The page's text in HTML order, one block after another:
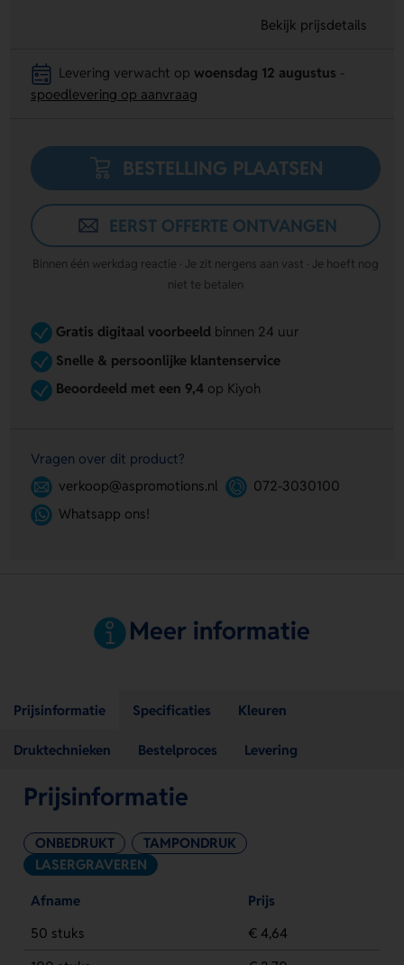
Bekijk prijsdetails
Levering verwacht op woensdag 12 augustus
spoedlevering op aanvraag
BESTELLING PLAATSEN
EERST OFFERTE ONTVANGEN
Binnen één werkdag reactie · Je zit nergens aan vast · Je hoeft nog
niet te betalen
Gratis digitaal voorbeeld binnen 24 uur
Snelle & persoonlijke klantenservice
Beoordeeld met een 9,4op Kiyoh
Vragen over dit product?
verkoop@aspromotions.nl
072-3030100
Whatsapp ons!
Meer informatie
Prijsinformatie Specificaties Kleuren
Druktechnieken Bestelproces Levering
Prijsinformatie
ONBEDRUKT
TAMPONDRUK
LASERGRAVEREN
Afname
Prijs
50 stuks
€ 4,64